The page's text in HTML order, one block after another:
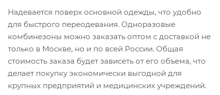
Надевается поверх основной одежды, что удобно
для быстрого переодевания. Одноразовые
комбинезоны можно заказать оптом с доставкой не
только в Москве, но и по всей России. Общая
стоимость заказа будет зависеть от его объема, что
делает покупку экономически выгодной для
крупных предприятий и медицинских учреждений.